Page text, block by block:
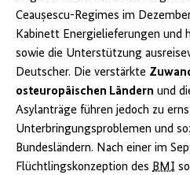
Ceaușescu-Regimes im
Kabinett Energielieferungen und
sowie die Unterstützung
Deutscher. Die verstärkte
osteuropäischen Ländern und
Asylanträge führen jedoch zu
Unterbringungsproblemen und
Bundesländern. Nach einer im
Flüchtlingskonzeption des BMI